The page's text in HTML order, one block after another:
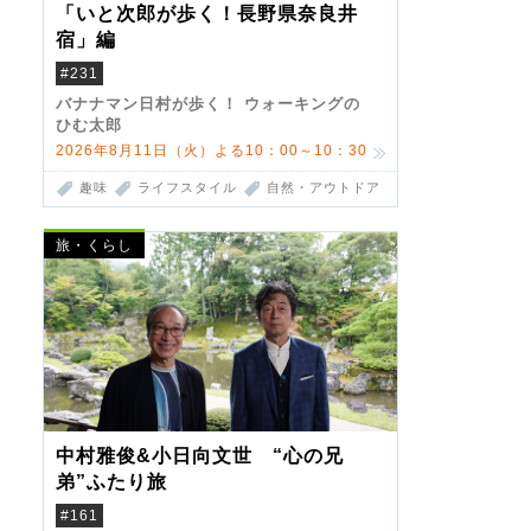
「いと次郎が歩く！長野県奈良井
宿」編
#231
バナナマン日村が歩く！ ウォーキングの
ひむ太郎
2026年8月11日（火）よる10：00～10：30
趣味 ライフスタイル 自然・アウトドア
旅・くらし
中村雅俊&小日向文世 “心の兄
弟”ふたり旅
#161